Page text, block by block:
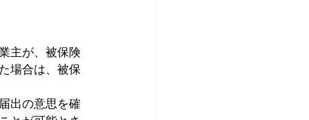
主が、被保険
場合は、被保
出の意思を確